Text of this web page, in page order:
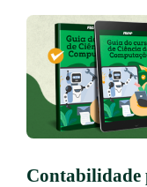
Contabilidade